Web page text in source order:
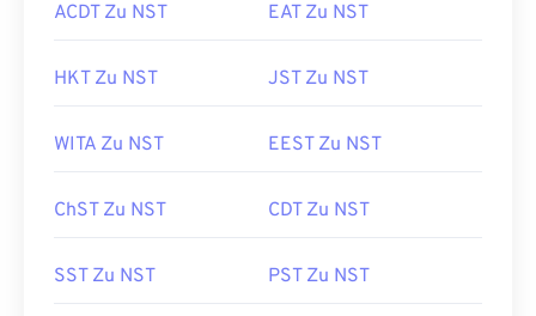
ACDT Zu NST EAT Zu NST
HKT Zu NST JST Zu NST
WITA Zu NST EEST Zu NST
ChST Zu NST CDT Zu NST
SST Zu NST PST Zu NST